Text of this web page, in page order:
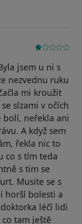
jsem u ni s
nezvednu ruku
mi kroužit
slzami v očích
bolí, neřekla ani
A když sem
řekla nic to
co s tím teda
s tim se
Musite se s
horší bolesti a
léčí lidi
tam ještě